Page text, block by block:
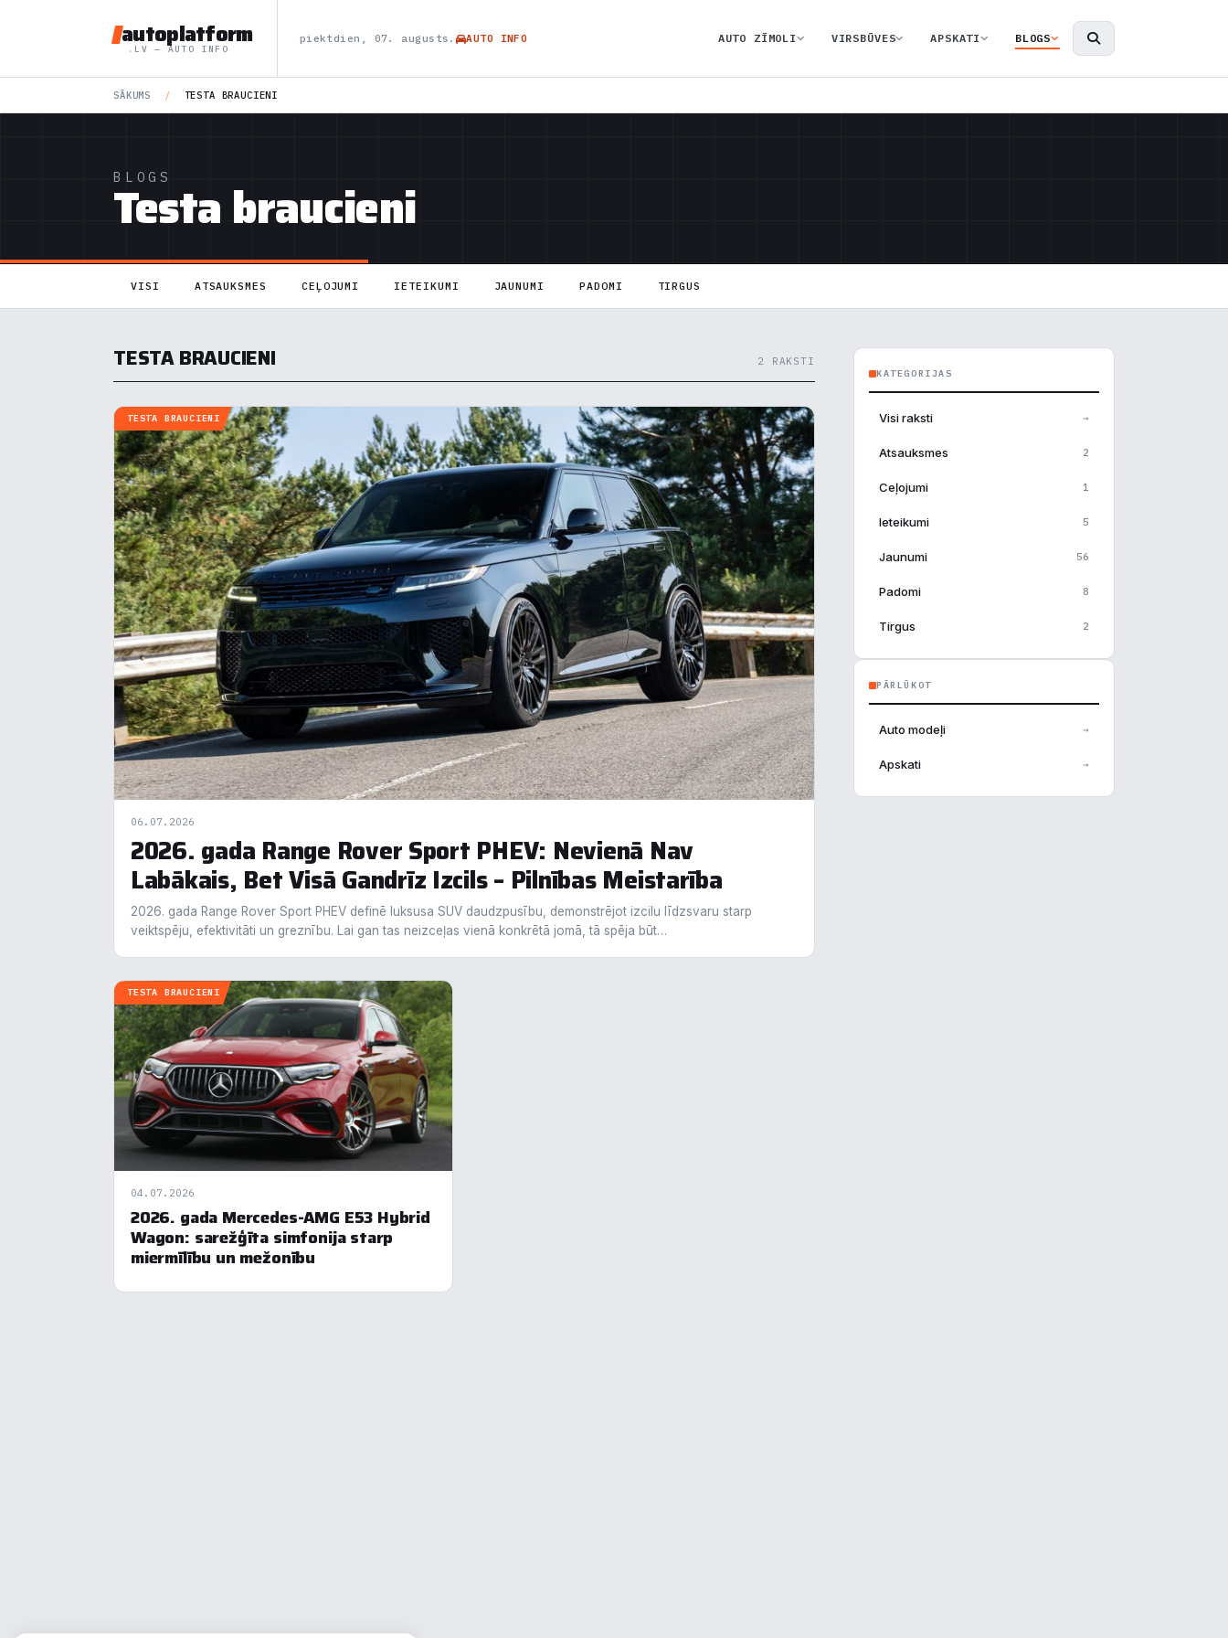
autoplatform
.LV — AUTO INFO
piektdien, 07. augusts. AUTO INFO AUTO ZĪMOLI VIRSBŪVES APSKATI BLOGS
SĀKUMS / TESTA BRAUCIENI
BLOGS
Testa braucieni
VISI ATSAUKSMES CEĻOJUMI IETEIKUMI JAUNUMI PADOMI TIRGUS
TESTA BRAUCIENI 2 RAKSTI
TESTA BRAUCIENI
06.07.2026
2026. gada Range Rover Sport PHEV: Nevienā Nav
Labākais, Bet Visā Gandrīz Izcils – Pilnības Meistarība
2026. gada Range Rover Sport PHEV definē luksusa SUV daudzpusību, demonstrējot izcilu līdzsvaru starp
veiktspēju, efektivitāti un greznību. Lai gan tas neizceļas vienā konkrētā jomā, tā spēja būt…
TESTA BRAUCIENI
04.07.2026
2026. gada Mercedes-AMG E53 Hybrid
Wagon: sarežģīta simfonija starp
miermīlību un mežonību
KATEGORIJAS
Visi raksti →
Atsauksmes 2
Ceļojumi 1
Ieteikumi 5
Jaunumi 56
Padomi 8
Tirgus 2
PĀRLŪKOT
Auto modeļi →
Apskati →
Piekrišanas preferences
Mēs izmantojam sīkdatnes, lai palīdzētu jums efektīvi pārvietoties un veikt
noteiktas funkcijas. Zemāk katras piekrišanas kategorijā atradīsiet detalizētu
Nepieciešamās
▶ Funkcionālais
▶ Veiktspēja
▶ Reklāma
Noraidīt visu